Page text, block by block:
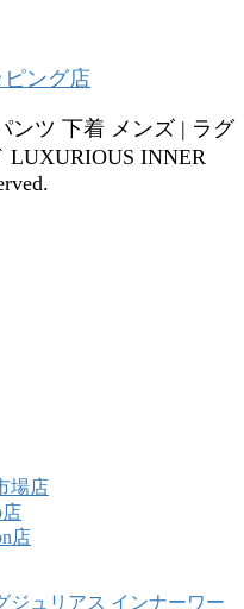
ング店
ンツ 下着 メンズ | ラグ
LUXURIOUS INNER
場店
店
ジュリアス インナーワー